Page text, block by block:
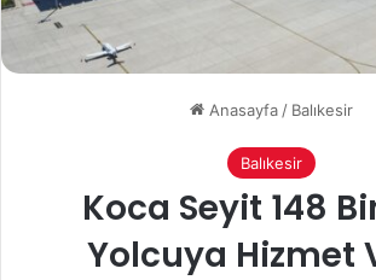
Anasayfa / Balıkesir
Balıkesir
Koca Seyit 148
Yolcuya Hizmet